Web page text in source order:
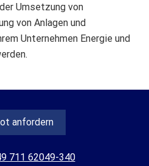
Umsetzung von
von Anlagen und
Unternehmen Energie und
anfordern
711 62049-340